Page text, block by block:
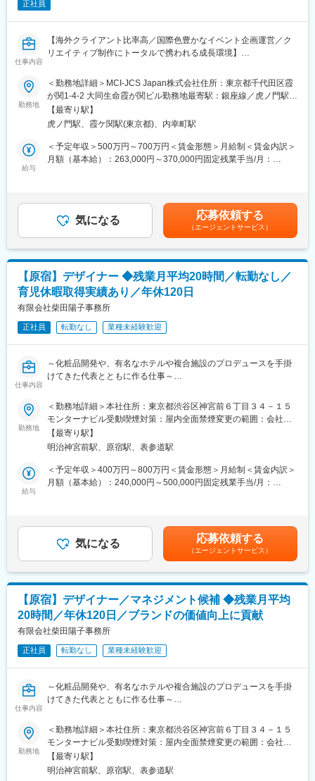
・Sansan Innovation Summit
・Sansan ＫＢＣオーガスタゴルフトーナメント
・「Sansan」（サービスサイト）
・「Bill One」（サービスサイト）
■ポジションの魅力：
・大規模な広告やイベント、キャンペーンから自社のWebサイト
に掲載される各種コンテンツまで、幅広い領域でブランディング
・ブランディングを担当するため、自身が手掛けたブランド、ク
リエイティブが最終的に事業貢献を果たすところまで追求するこ
・自社のブランディング部門に所属するため、さまざまな部門と
連携しながら業務に取り組むことができます
・担当した制作物を通して、サービスやブランドの世界観を広く
世の中に発信することができます
正社員
仕事内容
【海外クライアント比率高／国際色豊かなイベント企画運営／ク
リエイティブ制作にトータルで携われる成長環境】
■業務概要
MCI-JCS Japan株式会社*に出向し、国内外クライアント向けイベ
ントの企画・運営全般を担当します。
・イベントのコンセプト立案・演出企画
クライアントの課題や目的を踏まえ、ブランドメッセージや参加
者体験を考慮したコンセプトを設計します。
・イベント関連の各種デザイン制作
・クリエイティブ制作物のディレクションおよび監修、制作会社
との調整
・イベント現場でのクリエイティブディレクション
換やトレンド収集）
・MCI Group本部のE-learning受講による海外トレンド、マーケテ
ィング・コンサルティング知識の習得
将来的には、イベントやマーケティング施策におけるクリエイテ
ィブ制作の中核として、コンセプト設計やデザイン制作、制作パ
てプロジェクトを推進する人材を期待しています。
・外資系企業主催ブランドプロモーションイベント
・グローバル企業主催ユーザーカンファレンス
・国内クライアント海外インセンティブ
プロジェクト統括担当やプロジェクトメンバーと協力をし、クリ
ただきます。
■就業環境
フレックスタイム制・リモートワーク可（50％まで）
＊MCI-JCS Japan株式会社
2008年に日本コンベンションサービス（株）とMCI Group（本
社：スイス）が設立した合弁会社。海外の顧客を中心としたイベ
ントの運営支援会社。
変更の範囲：会社の定める業務
勤務地
＜勤務地詳細＞MCI-JCS Japan株式会社住所：東京都千代田区霞
が関1-4-2 大同生命霞が関ビル勤務地最寄駅：銀座線／虎ノ門駅受
動喫煙対策：屋内全面禁煙変更の範囲：会社の定める事業所（リ
モートワーク含む）
【最寄り駅】
虎ノ門駅、霞ケ関駅(東京都)、内幸町駅
給与
＜予定年収＞500万円～700万円＜賃金形態＞月給制＜賃金内訳＞
月額（基本給）：263,000円～370,000円固定残業手当/月：
は経験等を考慮の上決定します。■賞与あり（過去実績4.1か月
分）■固定時間外手当（所定時間外33時間相当。超過分は別途支
給）賃金はあくまでも目安の金額であり、選考を通じて上下する
可能性があります。月給(月額)は固定手当を含めた表記です。
気になる 応募依頼する
（エージェントサービス）
【原宿】デザイナー ◆残業月平均20時間／転勤なし／
育児休暇取得実績あり／年休120日
有限会社柴田陽子事務所
正社員 転勤なし 業種未経験歓迎
仕事内容
～化粧品開発や、有名なホテルや複合施設のプロデュースを手掛
けてきた代表とともに作る仕事～
ティング会社】
■業務内容：
クライアント業務、当社の自社事業において、代表および各プロ
ジェクトの担当者とともに、ブランドのコンセプトやストーリー
を体現するために、各種デザインのアプローチからブランドの表
現を行う業務をお任せします。
とが多く、やりがいを感じられます。
・デザインの観点からブランドの価値向上に貢献することができ
ます。
・クライアントワーク経験がある方
・プレゼンテーションなど提案資料が作れる方
・入稿データなど最終納品物を作れる方（ディレクションできる
・アートディレクター、クリエイティブディレクターの経験があ
る方
ニケーション能力の高い方
・オーダー以上の提案を自身で考え、表現できる提案力がある方
して（グラフィックデザイン、動画編集やWEB、コピーライト）
などディレクションを通じて様々なスキルを学び、身に着ける気
概がある方
勤務地
＜勤務地詳細＞本社住所：東京都渋谷区神宮前６丁目３４－１５
モンターナビル受動喫煙対策：屋内全面禁煙変更の範囲：会社の
定める事業所
【最寄り駅】
明治神宮前駅、原宿駅、表参道駅
給与
＜予定年収＞400万円～800万円＜賃金形態＞月給制＜賃金内訳＞
月額（基本給）：240,000円～500,000円固定残業手当/月：
でも目安の金額であり、選考を通じて上下する可能性がありま
す。月給(月額)は固定手当を含めた表記です。
気になる 応募依頼する
（エージェントサービス）
【原宿】デザイナー／マネジメント候補 ◆残業月平均
20時間／年休120日／ブランドの価値向上に貢献
有限会社柴田陽子事務所
正社員 転勤なし 業種未経験歓迎
仕事内容
～化粧品開発や、有名なホテルや複合施設のプロデュースを手掛
けてきた代表とともに作る仕事～
り組む、ブランディング・コンサルティング会社】
■業務内容：
クライアント業務、当社の自社事業において、代表および各プロ
ジェクトの担当者とともに、ブランドのコンセプトやストーリー
勤務地
＜勤務地詳細＞本社住所：東京都渋谷区神宮前６丁目３４－１５
モンターナビル受動喫煙対策：屋内全面禁煙変更の範囲：会社の
定める事業所
【最寄り駅】
明治神宮前駅、原宿駅、表参道駅